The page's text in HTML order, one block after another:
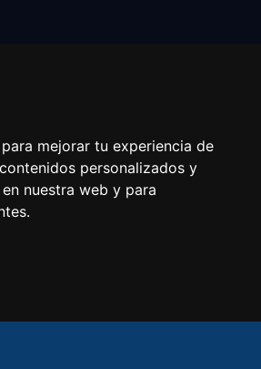
mejorar tu experiencia de
personalizados y
nuestra web y para